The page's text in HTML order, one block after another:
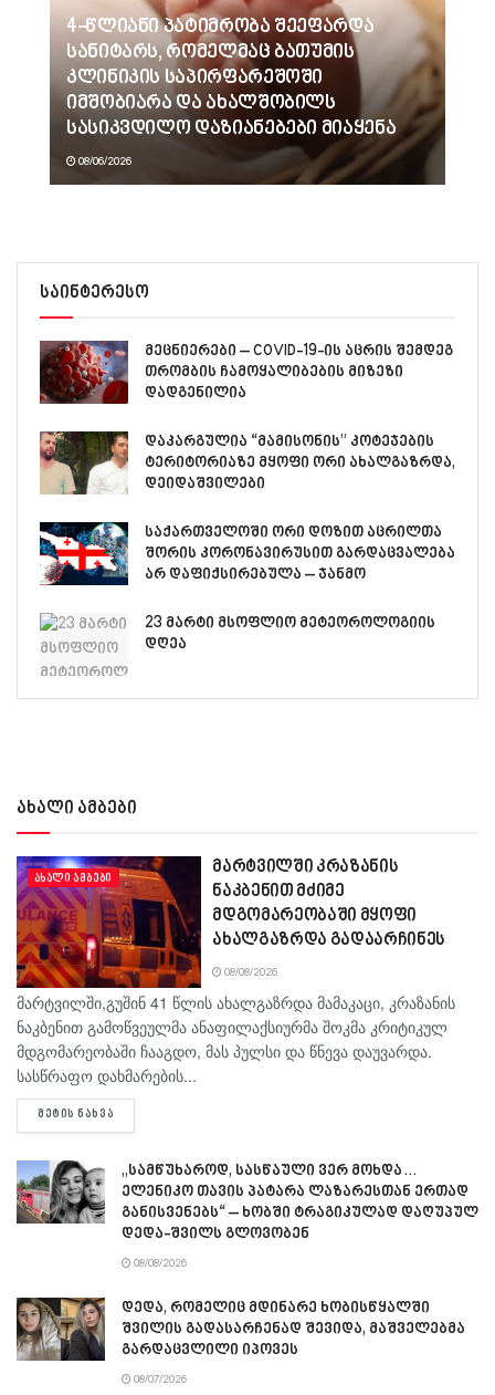
4-წლიანი პატიმრობა შეეფარდა
სანიტარს, რომელმაც ბათუმის
კლინიკის საპირფარეშოში
იმშობიარა და ახალშობილს
სასიკვდილო დაზიანებები მიაყენა
08/06/2026
საინტერესო
მეცნიერები – COVID-19-ის აცრის შემდეგ
თრომბის ჩამოყალიბების მიზეზი
დადგენილია
დაკარგულია “მამისონის” კოტეჯების
ტერიტორიაზე მყოფი ორი ახალგაზრდა,
დეიდაშვილები
საქართველოში ორი დოზით აცრილთა
შორის კორონავირუსით გარდაცვალება
არ დაფიქსირებულა – ჯანმო
23 მარტი მსოფლიო მეტეოროლოგიის
დღეა
ახალი ამბები
ᲐᲮᲐᲚᲘ ᲐᲛᲑᲔᲑᲘ
მარტვილში კრაზანის
ნაკბენით მძიმე
მდგომარეობაში მყოფი
ახალგაზრდა გადაარჩინეს
08/08/2026
მარტვილში,გუშინ 41 წლის ახალგაზრდა მამაკაცი, კრაზანის
ნაკბენით გამოწვეულმა ანაფილაქსიურმა შოკმა კრიტიკულ
მდგომარეობაში ჩააგდო, მას პულსი და წნევა დაუვარდა.
სასწრაფო დახმარების...
ᲛᲔᲢᲘᲡ ᲜᲐᲮᲕᲐ
„სამწუხაროდ, სასწაული ვერ მოხდა…
ელენიკო თავის პატარა ლაზარესთან ერთად
განისვენებს“ – ხობში ტრაგიკულად დაღუპულ
დედა-შვილს გლოვობენ
08/08/2026
დედა, რომელიც მდინარე ხობისწყალში
შვილის გადასარჩენად შევიდა, მაშველებმა
გარდაცვლილი იპოვეს
08/07/2026